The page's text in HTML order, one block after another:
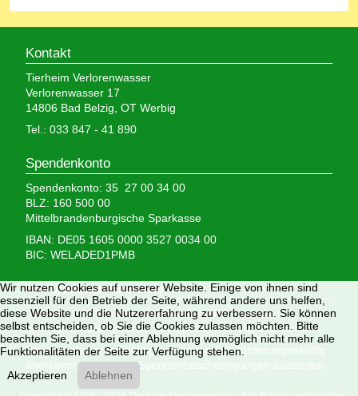
Kontakt
Tierheim Verlorenwasser
Verlorenwasser 17
14806 Bad Belzig, OT Werbig
Tel.: 033 847 - 41 890
Spendenkonto
Spendenkonto: 35 27 00 34 00
BLZ: 160 500 00
Mittelbrandenburgische Sparkasse
IBAN: DE05 1605 0000 3527 0034 00
BIC: WELADED1PMB
Wir brauchen Ihre Hilfe,
denn wir erhalten keinerlei staatliche Hilfe, sondern
finanzieren das Tierheim aus Spenden und Erbschaften.
Wir sind als gemeinnützig und besonders förderungswürdig
anerkannt und dürfen Spendenbescheinigungen ausstellen.
Wir nutzen Cookies auf unserer Website. Einige von ihnen sind
essenziell für den Betrieb der Seite, während andere uns helfen,
diese Website und die Nutzererfahrung zu verbessern. Sie können
selbst entscheiden, ob Sie die Cookies zulassen möchten. Bitte
beachten Sie, dass bei einer Ablehnung womöglich nicht mehr alle
Funktionalitäten der Seite zur Verfügung stehen.
Akzeptieren
Ablehnen